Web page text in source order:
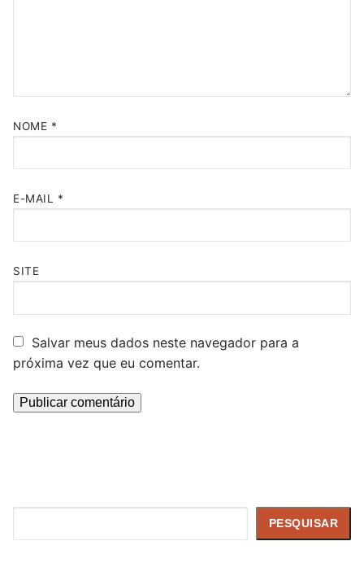
NOME *
E-MAIL *
SITE
Salvar meus dados neste navegador para a
próxima vez que eu comentar.
PESQUISAR